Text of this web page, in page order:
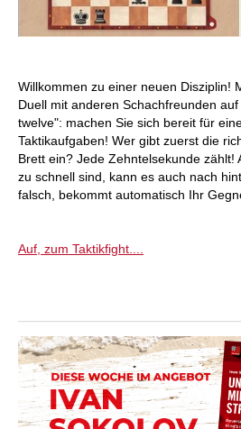
Willkommen zu einer neuen Disziplin!
Duell mit anderen Schachfreunden
twelve": machen Sie sich bereit für
Taktikaufgaben! Wer gibt zuerst die
Brett ein? Jede Zehntelsekunde zählt!
zu schnell sind, kann es auch nach
falsch, bekommt automatisch Ihr
Auf, zum Taktikfight....